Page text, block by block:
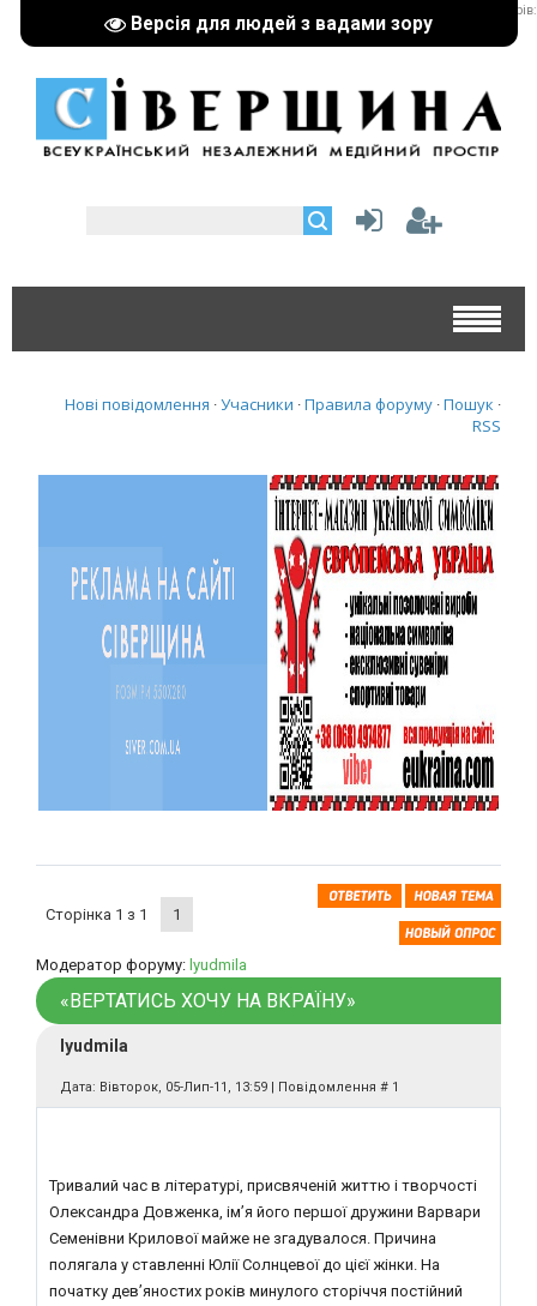
Версія для людей з вадами зору
реклама партнерів:
Нові повідомлення · Учасники · Правила форуму · Пошук ·
RSS
Сторінка 1 з 1 1
Модератор форуму: lyudmila
«ВЕРТАТИСЬ ХОЧУ НА ВКРАЇНУ»
lyudmila
Дата: Вівторок, 05-Лип-11, 13:59 | Повідомлення # 1
Тривалий час в літературі, присвяченій життю і творчості
Олександра Довженка, ім’я його першої дружини Варвари
Семенівни Крилової майже не згадувалося. Причина
полягала у ставленні Юлії Солнцевої до цієї жінки. На
початку дев’яностих років минулого сторіччя постійний